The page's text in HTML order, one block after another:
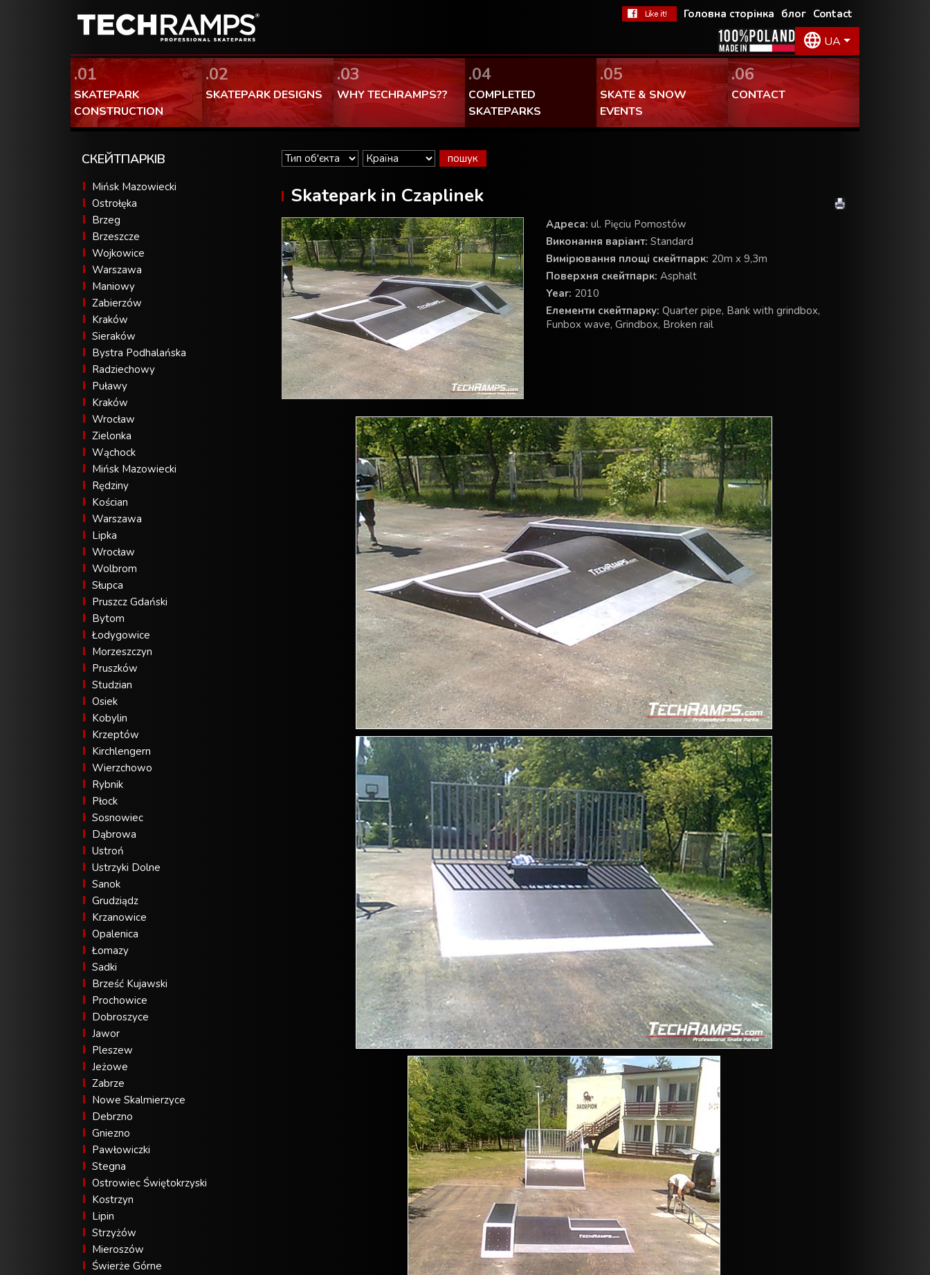
Contact
блог
Головна сторінка
UA
.01
SKATEPARK
CONSTRUCTION
.02
SKATEPARK DESIGNS
.03
WHY TECHRAMPS??
.04
COMPLETED
SKATEPARKS
.05
SKATE & SNOW
EVENTS
.06
CONTACT
СКЕЙТПАРКІВ
Mińsk Mazowiecki
Ostrołęka
Brzeg
Brzeszcze
Wojkowice
Warszawa
Maniowy
Zabierzów
Kraków
Sieraków
Bystra Podhalańska
Radziechowy
Puławy
Kraków
Wrocław
Zielonka
Wąchock
Mińsk Mazowiecki
Rędziny
Kościan
Warszawa
Lipka
Wrocław
Wolbrom
Słupca
Pruszcz Gdański
Bytom
Łodygowice
Morzeszczyn
Pruszków
Studzian
Osiek
Kobylin
Krzeptów
Kirchlengern
Wierzchowo
Rybnik
Płock
Sosnowiec
Dąbrowa
Ustroń
Ustrzyki Dolne
Sanok
Grudziądz
Krzanowice
Opalenica
Łomazy
Sadki
Brześć Kujawski
Prochowice
Dobroszyce
Jawor
Pleszew
Jeżowe
Zabrze
Nowe Skalmierzyce
Debrzno
Gniezno
Pawłowiczki
Stegna
Ostrowiec Świętokrzyski
Kostrzyn
Lipin
Strzyżów
Mieroszów
Świerże Górne
Skatepark in Czaplinek
Aдреса: ul. Pięciu Pomostów
Виконання варіант: Standard
Вимірювання площі скейтпарк: 20m x 9,3m
Поверхня скейтпарк: Asphalt
Year: 2010
Елементи скейтпарку: Quarter pipe, Bank with grindbox,
Funbox wave, Grindbox, Broken rail